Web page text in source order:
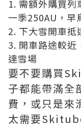
1. 需額外購買
一季250AU，早
2. 下大雪開車
3. 開車路途較近
達雪場
要不要購買
子都能帶滿全
費，或只是來
太需要